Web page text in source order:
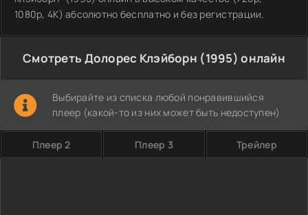
1080p, 4K) абсолютно бесплатно и без регистрации.
Смотреть Долорес Клэйборн (1995) онлайн
Выбирайте из списка любой понравившийся
плеер (какой-то из них может быть недоступен)
Плеер 2 Плеер 3 Трейлер